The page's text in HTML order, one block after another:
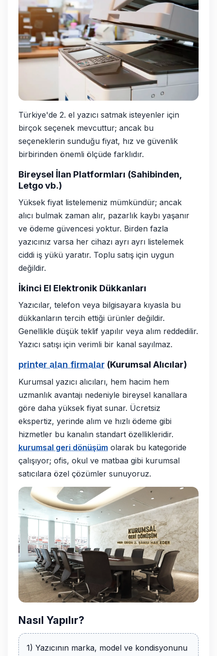
Türkiye'de 2. el yazıcı satmak isteyenler için
birçok seçenek mevcuttur; ancak bu
seçeneklerin sunduğu fiyat, hız ve güvenlik
birbirinden önemli ölçüde farklıdır.
Bireysel İlan Platformları (Sahibinden,
Letgo vb.)
Yüksek fiyat listelemeniz mümkündür; ancak
alıcı bulmak zaman alır, pazarlık kaybı yaşanır
ve ödeme güvencesi yoktur. Birden fazla
yazıcınız varsa her cihazı ayrı ayrı listelemek
ciddi iş yükü yaratır. Toplu satış için uygun
değildir.
İkinci El Elektronik Dükkanları
Yazıcılar, telefon veya bilgisayara kıyasla bu
dükkanların tercih ettiği ürünler değildir.
Genellikle düşük teklif yapılır veya alım reddedilir.
Yazıcı satışı için verimli bir kanal sayılmaz.
printer alan firmalar (Kurumsal Alıcılar)
Kurumsal yazıcı alıcıları, hem hacim hem
uzmanlık avantajı nedeniyle bireysel kanallara
göre daha yüksek fiyat sunar. Ücretsiz
ekspertiz, yerinde alım ve hızlı ödeme gibi
hizmetler bu kanalın standart özellikleridir.
kurumsal geri dönüşüm olarak bu kategoride
çalışıyor; ofis, okul ve matbaa gibi kurumsal
satıcılara özel çözümler sunuyoruz.
Nasıl Yapılır?
1) Yazıcının marka, model ve kondisyonunu